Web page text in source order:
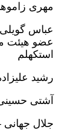
مهری
عباس
عضو هیئت
استکهلم
رشید
آشتی
جلال